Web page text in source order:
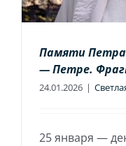
Памяти
— Петре.
24.01.2026 |
25 января —